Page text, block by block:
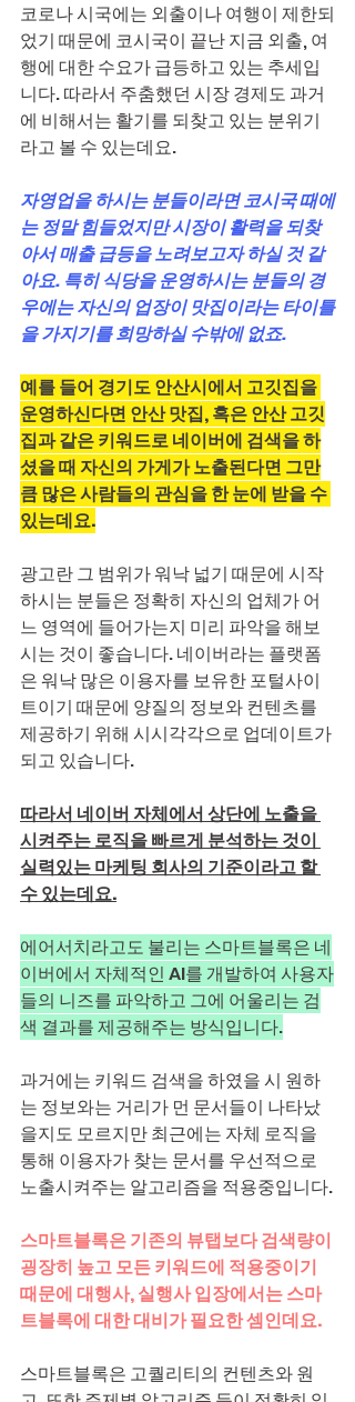
코로나 시국에는 외출이나 여행이 제한되
었기 때문에 코시국이 끝난 지금 외출, 여
행에 대한 수요가 급등하고 있는 추세입
니다. 따라서 주춤했던 시장 경제도 과거
에 비해서는 활기를 되찾고 있는 분위기
라고 볼 수 있는데요.
자영업을 하시는 분들이라면 코시국 때에
는 정말 힘들었지만 시장이 활력을 되찾
아서 매출 급등을 노려보고자 하실 것 같
아요. 특히 식당을 운영하시는 분들의 경
우에는 자신의 업장이 맛집이라는 타이틀
을 가지기를 희망하실 수밖에 없죠.
예를 들어 경기도 안산시에서 고깃집을
운영하신다면 안산 맛집, 혹은 안산 고깃
집과 같은 키워드로 네이버에 검색을 하
셨을 때 자신의 가게가 노출된다면 그만
큼 많은 사람들의 관심을 한 눈에 받을 수
있는데요.
광고란 그 범위가 워낙 넓기 때문에 시작
하시는 분들은 정확히 자신의 업체가 어
느 영역에 들어가는지 미리 파악을 해보
시는 것이 좋습니다. 네이버라는 플랫폼
은 워낙 많은 이용자를 보유한 포털사이
트이기 때문에 양질의 정보와 컨텐츠를
제공하기 위해 시시각각으로 업데이트가
되고 있습니다.
따라서 네이버 자체에서 상단에 노출을
시켜주는 로직을 빠르게 분석하는 것이
실력있는 마케팅 회사의 기준이라고 할
수 있는데요.
에어서치라고도 불리는 스마트블록은 네
이버에서 자체적인 AI를 개발하여 사용자
들의 니즈를 파악하고 그에 어울리는 검
색 결과를 제공해주는 방식입니다.
과거에는 키워드 검색을 하였을 시 원하
는 정보와는 거리가 먼 문서들이 나타났
을지도 모르지만 최근에는 자체 로직을
통해 이용자가 찾는 문서를 우선적으로
노출시켜주는 알고리즘을 적용중입니다.
스마트블록은 기존의 뷰탭보다 검색량이
굉장히 높고 모든 키워드에 적용중이기
때문에 대행사, 실행사 입장에서는 스마
트블록에 대한 대비가 필요한 셈인데요.
스마트블록은 고퀄리티의 컨텐츠와 원